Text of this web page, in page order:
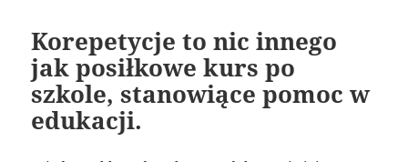
Korepetycje to nic innego
jak posiłkowe kurs po
szkole, stanowiące pomoc w
edukacji.